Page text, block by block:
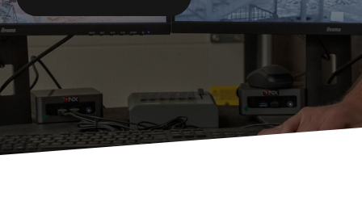
Realisaties
Over LUCO
Ons verhaal